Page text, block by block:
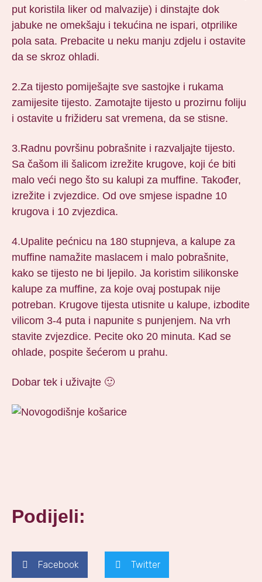
put koristila liker od malvazije) i dinstajte dok
jabuke ne omekšaju i tekućina ne ispari, otprilike
pola sata. Prebacite u neku manju zdjelu i ostavite
da se skroz ohladi.
2.Za tijesto pomiješajte sve sastojke i rukama
zamijesite tijesto. Zamotajte tijesto u prozirnu foliju
i ostavite u frižideru sat vremena, da se stisne.
3.Radnu površinu pobrašnite i razvaljajte tijesto.
Sa čašom ili šalicom izrežite krugove, koji će biti
malo veći nego što su kalupi za muffine. Također,
izrežite i zvjezdice. Od ove smjese ispadne 10
krugova i 10 zvjezdica.
4.Upalite pećnicu na 180 stupnjeva, a kalupe za
muffine namažite maslacem i malo pobrašnite,
kako se tijesto ne bi ljepilo. Ja koristim silikonske
kalupe za muffine, za koje ovaj postupak nije
potreban. Krugove tijesta utisnite u kalupe, izbodite
vilicom 3-4 puta i napunite s punjenjem. Na vrh
stavite zvjezdice. Pecite oko 20 minuta. Kad se
ohlade, pospite šećerom u prahu.
Dobar tek i uživajte 🙂
Podijeli:
Facebook Twitter